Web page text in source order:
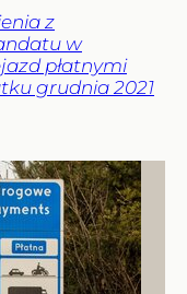
z
w
płatnymi
grudnia 2021